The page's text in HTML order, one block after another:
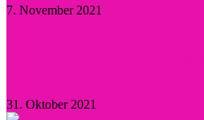
7. November 2021
31. Oktober 2021